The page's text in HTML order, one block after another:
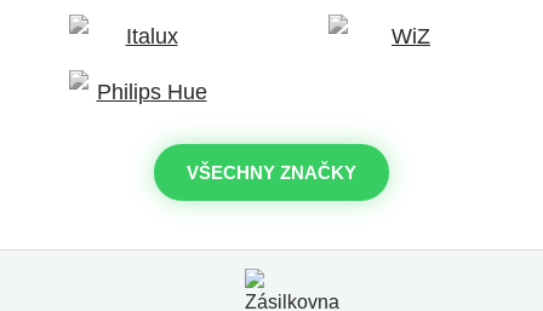
VŠECHNY ZNAČKY